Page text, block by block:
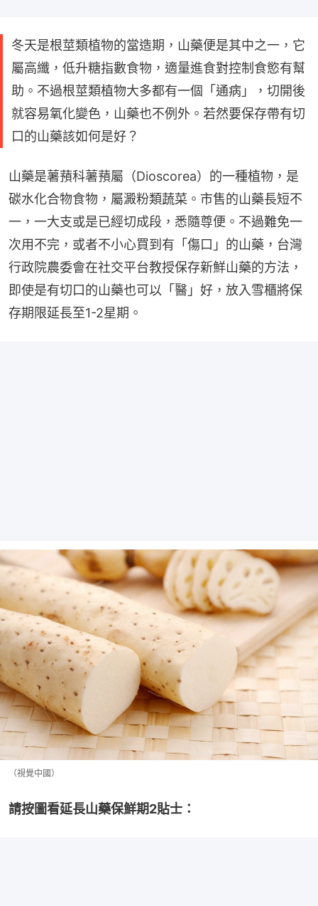
冬天是根莖類植物的當造期，山藥便是其中之一，它
屬高纖，低升糖指數食物，適量進食對控制食慾有幫
助。不過根莖類植物大多都有一個「通病」，切開後
就容易氧化變色，山藥也不例外。若然要保存帶有切
口的山藥該如何是好？
山藥是薯蕷科薯蕷屬（Dioscorea）的一種植物，是
碳水化合物食物，屬澱粉類蔬菜。市售的山藥長短不
一，一大支或是已經切成段，悉隨尊便。不過難免一
次用不完，或者不小心買到有「傷口」的山藥，台灣
行政院農委會在社交平台教授保存新鮮山藥的方法，
即使是有切口的山藥也可以「醫」好，放入雪櫃將保
存期限延長至1-2星期。
（視覺中國）
請按圖看延長山藥保鮮期2貼士：